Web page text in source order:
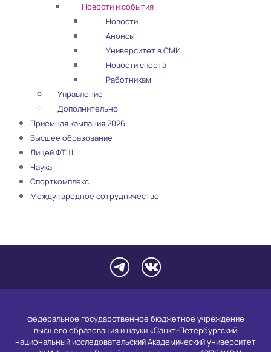
Новости и события
Новости
Анонсы
Университет в СМИ
Новости спорта
Работникам
Управление
Дополнительно
Приемная кампания 2026
Высшее образование
Лицей ФТШ
Наука
Спорткомплекс
Международное сотрудничество
федеральное государственное бюджетное учреждение
высшего образования и науки «Санкт-Петербургский
национальный исследовательский Академический университет